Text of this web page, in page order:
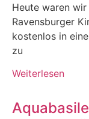
Heute waren
Ravensburger
kostenlos in
zu
Weiterlesen